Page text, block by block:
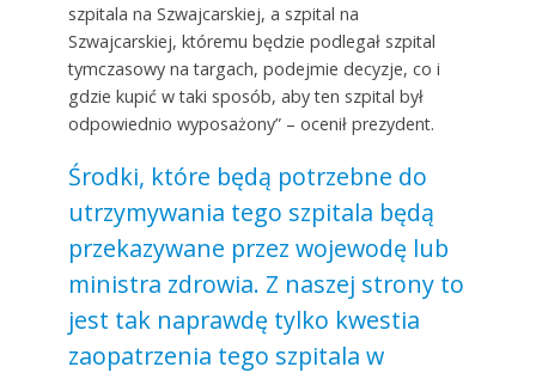
szpitala na Szwajcarskiej, a szpital na
Szwajcarskiej, któremu będzie podlegał szpital
tymczasowy na targach, podejmie decyzje, co i
gdzie kupić w taki sposób, aby ten szpital był
odpowiednio wyposażony” – ocenił prezydent.
Środki, które będą potrzebne do
utrzymywania tego szpitala będą
przekazywane przez wojewodę lub
ministra zdrowia. Z naszej strony to
jest tak naprawdę tylko kwestia
zaopatrzenia tego szpitala w